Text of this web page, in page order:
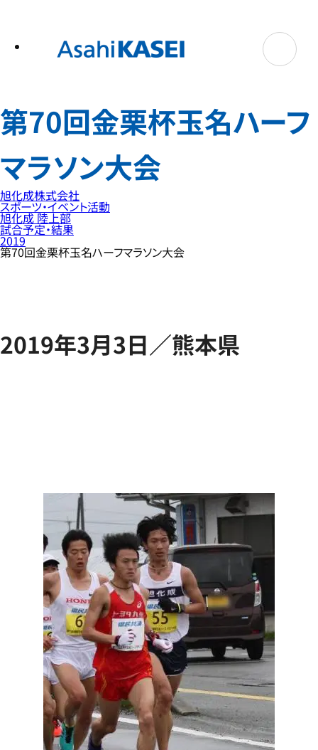
第70回金栗杯玉名ハーフ
マラソン大会
旭化成株式会社
スポーツ・イベント活動
旭化成 陸上部
試合予定・結果
2019
第70回金栗杯玉名ハーフマラソン大会
2019年3月3日／熊本県